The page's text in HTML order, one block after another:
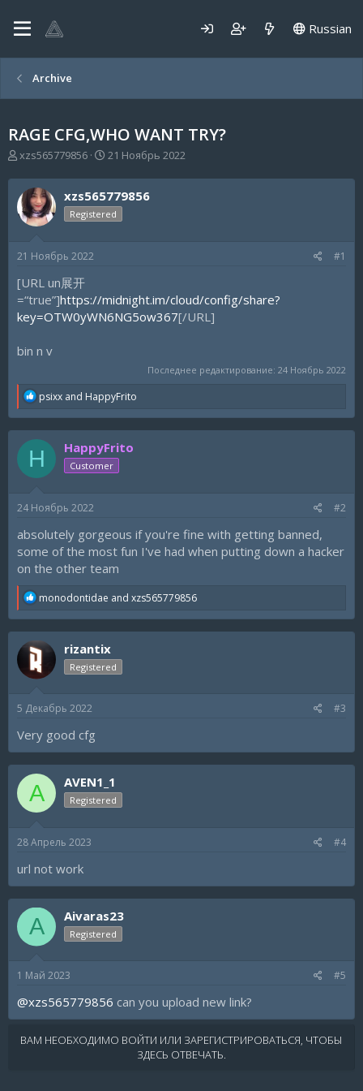
Russian
Archive
RAGE CFG,WHO WANT TRY?
А
т
о
р
т
м
xzs565779856
Д
т
а
н
21 Ноябрь 2022
xzs565779856
Registered
21 Ноябрь 2022 #1
[URL un展开
=“true”]https://midnight.im/cloud/config/share?
key=OTW0yWN6NG5ow367[/URL]
bin n v
Последнее редактирование: 24 Ноябрь 2022
R
a
c
i
:
psixx and HappyFrito
H HappyFrito
Customer
24 Ноябрь 2022 #2
absolutely gorgeous if you're fine with getting banned,
some of the most fun I've had when putting down a hacker
on the other team
R
a
c
t
i
o
:
monodontidae and xzs565779856
rizantix
Registered
5 Декабрь 2022 #3
Very good cfg
A AVEN1_1
Registered
28 Апрель 2023 #4
url not work
A Aivaras23
Registered
1 Май 2023 #5
@xzs565779856 can you upload new link?
ВАМ НЕОБХОДИМО ВОЙТИ ИЛИ ЗАРЕГИСТРИРОВАТЬСЯ, ЧТОБЫ
ЗДЕСЬ ОТВЕЧАТЬ.